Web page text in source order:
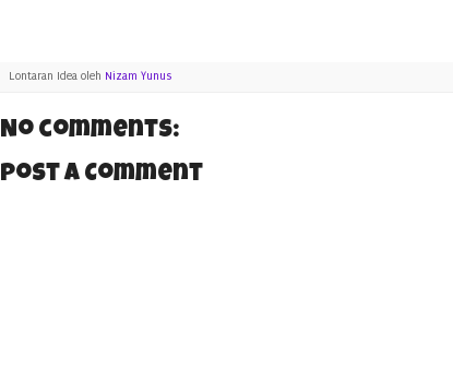
Lontaran Idea oleh Nizam Yunus
No comments:
Post a Comment